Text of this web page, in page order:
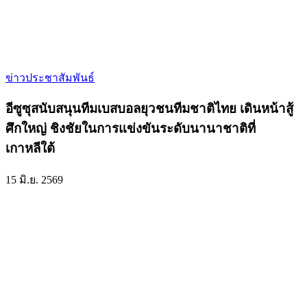
ข่าวประชาสัมพันธ์
อีซูซุสนับสนุนทีมเบสบอลยุวชนทีมชาติไทย เดินหน้าสู้
ศึกใหญ่ ชิงชัยในการแข่งขันระดับนานาชาติที่
เกาหลีใต้
15 มิ.ย. 2569